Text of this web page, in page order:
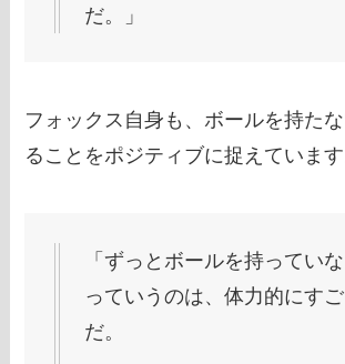
だ。」
フォックス自身も、ボールを持た
ることをポジティブに捉えています
「ずっとボールを持ってい
っていうのは、体力的にす
だ。